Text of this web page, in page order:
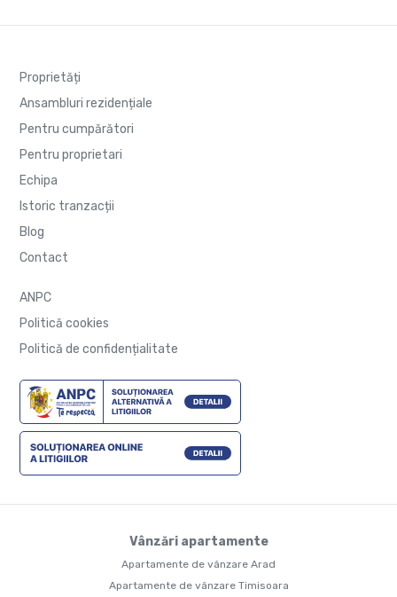
Proprietăți
Ansambluri rezidențiale
Pentru cumpărători
Pentru proprietari
Echipa
Istoric tranzacții
Blog
Contact
ANPC
Politică cookies
Politică de confidențialitate
Vânzări apartamente
Apartamente de vânzare Arad
Apartamente de vânzare Timisoara